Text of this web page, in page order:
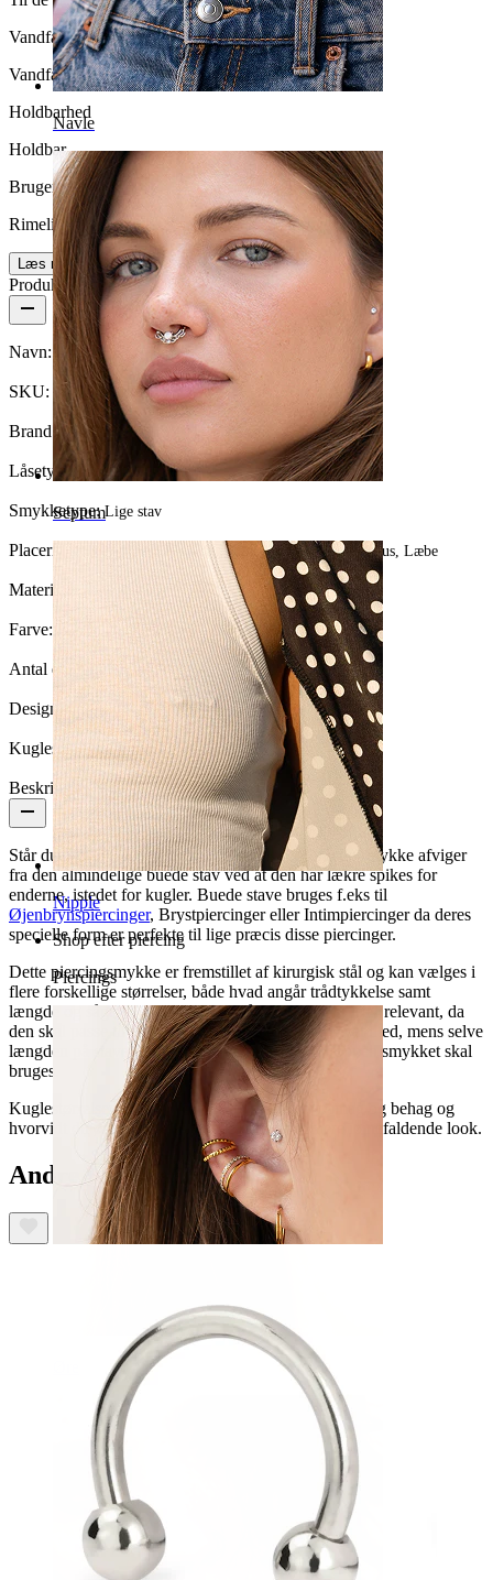
Navle
Septum
Nipple
Shop efter piercing
Piercings
Vandfasthed
Vandfast
Holdbarhed
Holdbar
Brugervenlighed
Rimelig nemt
Læs mere
Produktdetaljer
Navn: Buet piercingstav med spikes
SKU: Banana-18
Brand: Bodymod Essentials
Låsetype: Udvendigt gevind
Smykketype:Lige stav
Placering: Snug, Rook, Nipple, Øjenbryn, Daith, Anti-tragus, Læbe
Materiale: Kirurgisk stål
Farve:
Antal enheder: 1
Design:
Kuglestørrelse:3 mm
Beskrivelse
Står du og mangler en ny buet piercingstav? Dette smykke afviger
fra den almindelige buede stav ved at den har lækre spikes for
enderne, istedet for kugler. Buede stave bruges f.eks til
Øjenbrynspiercinger, Brystpiercinger eller Intimpiercinger da deres
specielle form er perfekte til lige præcis disse piercinger.
Dette piercingsmykke er fremstillet af kirurgisk stål og kan vælges i
flere forskellige størrelser, både hvad angår trådtykkelse samt
længde og sågar kuglestørrelse. Trådtykkelsen er især relevant, da
den skal passe til trådtykkelsen din piercing er lavet med, mens selve
længden på staven mere handler om hvor på kroppen smykket skal
bruges.
Kuglestørrelsen er mest bare et spørgsmål om smag og behag og
hvorvidt du ønsker et diskret eller måske et mere iøjnefaldende look.
Andre har også købt